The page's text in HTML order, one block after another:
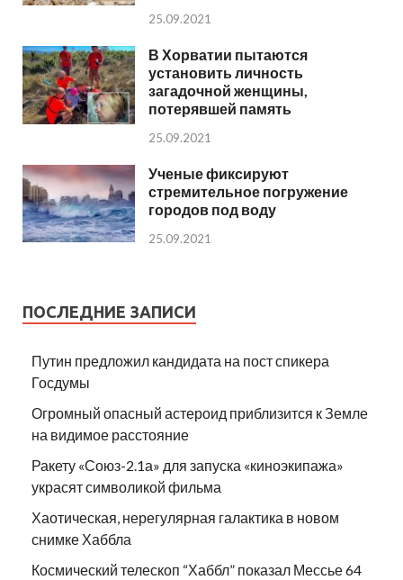
25.09.2021
В Хорватии пытаются
установить личность
загадочной женщины,
потерявшей память
25.09.2021
Ученые фиксируют
стремительное погружение
городов под воду
25.09.2021
ПОСЛЕДНИЕ ЗАПИСИ
Путин предложил кандидата на пост спикера
Госдумы
Огромный опасный астероид приблизится к Земле
на видимое расстояние
Ракету «Союз-2.1а» для запуска «киноэкипажа»
украсят символикой фильма
Хаотическая, нерегулярная галактика в новом
снимке Хаббла
Космический телескоп “Хаббл” показал Мессье 64